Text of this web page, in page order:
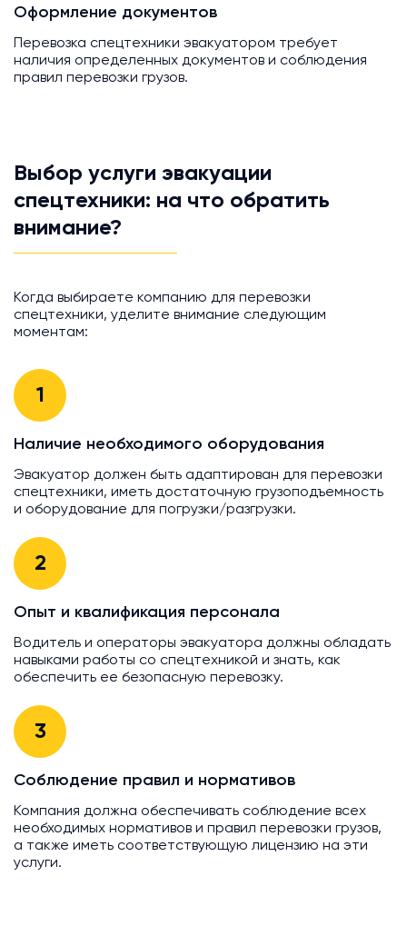
Оформление документов
Перевозка спецтехники эвакуатором требует
наличия определенных документов и соблюдения
правил перевозки грузов.
Выбор услуги эвакуации
спецтехники: на что обратить
внимание?
Когда выбираете компанию для перевозки
спецтехники, уделите внимание следующим
моментам:
1
Наличие необходимого оборудования
Эвакуатор должен быть адаптирован для перевозки
спецтехники, иметь достаточную грузоподъемность
и оборудование для погрузки/разгрузки.
2
Опыт и квалификация персонала
Водитель и операторы эвакуатора должны обладать
навыками работы со спецтехникой и знать, как
обеспечить ее безопасную перевозку.
3
Соблюдение правил и нормативов
Компания должна обеспечивать соблюдение всех
необходимых нормативов и правил перевозки грузов,
а также иметь соответствующую лицензию на эти
услуги.